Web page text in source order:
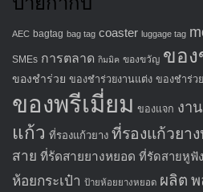
AEC bagtag bag tag coaster luggage tag
SMEs การตลาด กิมมิค ของขวัญ ขอ
ของชำร่วย ของชำร่วยงานแต่ง ของชำร่ว
ของพรีเมี่ยม ของแจก งา
แก้ว ที่รองแก้วยาง ที่รองแก้วยา
สาย ที่รัดสายยางหยอด ที่รัดสายหูฟัง
ห้อยกระเป๋า ป้ายห้อยยางหยอด ผลิต พ